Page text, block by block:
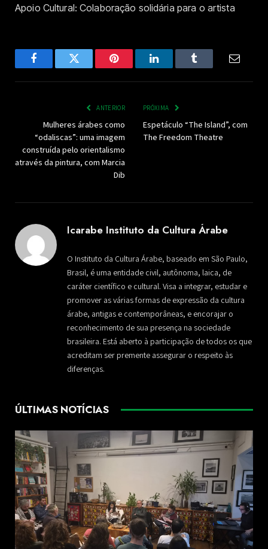
Apoio Cultural: Colaboração solidária para o artista
FacebookTwitter Pinterest LinkedInTumblr
ANTERIOR
Mulheres árabes como
“odaliscas”: uma imagem
construída pelo orientalismo
através da pintura, com Marcia
Dib
PRÓXIMA
Espetáculo “The Island”, com
The Freedom Theatre
Icarabe Instituto da Cultura Árabe
O Instituto da Cultura Árabe, baseado em São Paulo,
Brasil, é uma entidade civil, autônoma, laica, de
caráter científico e cultural. Visa a integrar, estudar e
promover as várias formas de expressão da cultura
árabe, antigas e contemporâneas, e encorajar o
reconhecimento de sua presença na sociedade
brasileira. Está aberto à participação de todos os que
acreditam ser premente assegurar o respeito às
diferenças.
ÚLTIMAS NOTÍCIAS